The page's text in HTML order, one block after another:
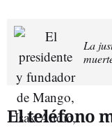
La
El teléfono